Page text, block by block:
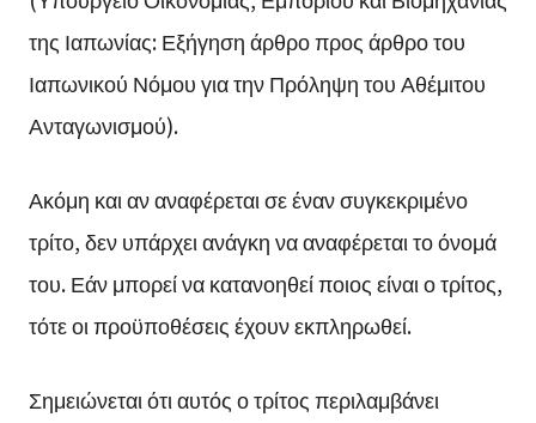
της Ιαπωνίας: Εξήγηση άρθρο προς άρθρο του
Ιαπωνικού Νόμου για την Πρόληψη του Αθέμιτου
Ανταγωνισμού).
Ακόμη και αν αναφέρεται σε έναν συγκεκριμένο
τρίτο, δεν υπάρχει ανάγκη να αναφέρεται το όνομά
του. Εάν μπορεί να κατανοηθεί ποιος είναι ο τρίτος,
τότε οι προϋποθέσεις έχουν εκπληρωθεί.
Σημειώνεται ότι αυτός ο τρίτος περιλαμβάνει